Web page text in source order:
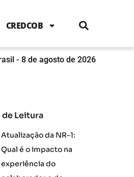
b
o
k
t
e
b
n
g
a
m
CREDCOB
- 8 de agosto de 2026
Leitura
Atualização da NR-1:
Qual é o impacto na
experiência do